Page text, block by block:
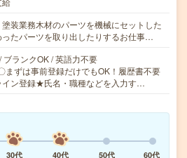
装業務木材のパーツを機械にセットした
ったパーツを取り出したりするお仕事…
ブランクOK / 英語力不要
ずは事前登録だけでもOK！履歴書不要
イン登録★氏名・職種などを入力す…
30代 40代 50代 60代